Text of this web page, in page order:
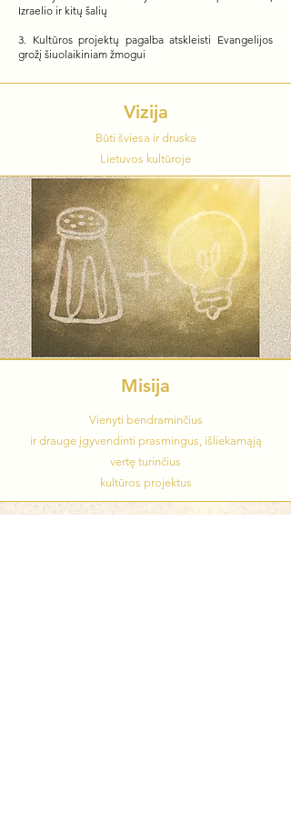
Izraelio ir kitų šalių
3. Kultūros projektų pagalba atskleisti Evangelijos
grožį šiuolaikiniam žmogui
Vizija
Būti šviesa ir druska
Lietuvos kultūroje
Misija
Vienyti bendraminčius
ir drauge įgyvendinti prasmingus, išliekamąją
vertę turinčius
kultūros projektus